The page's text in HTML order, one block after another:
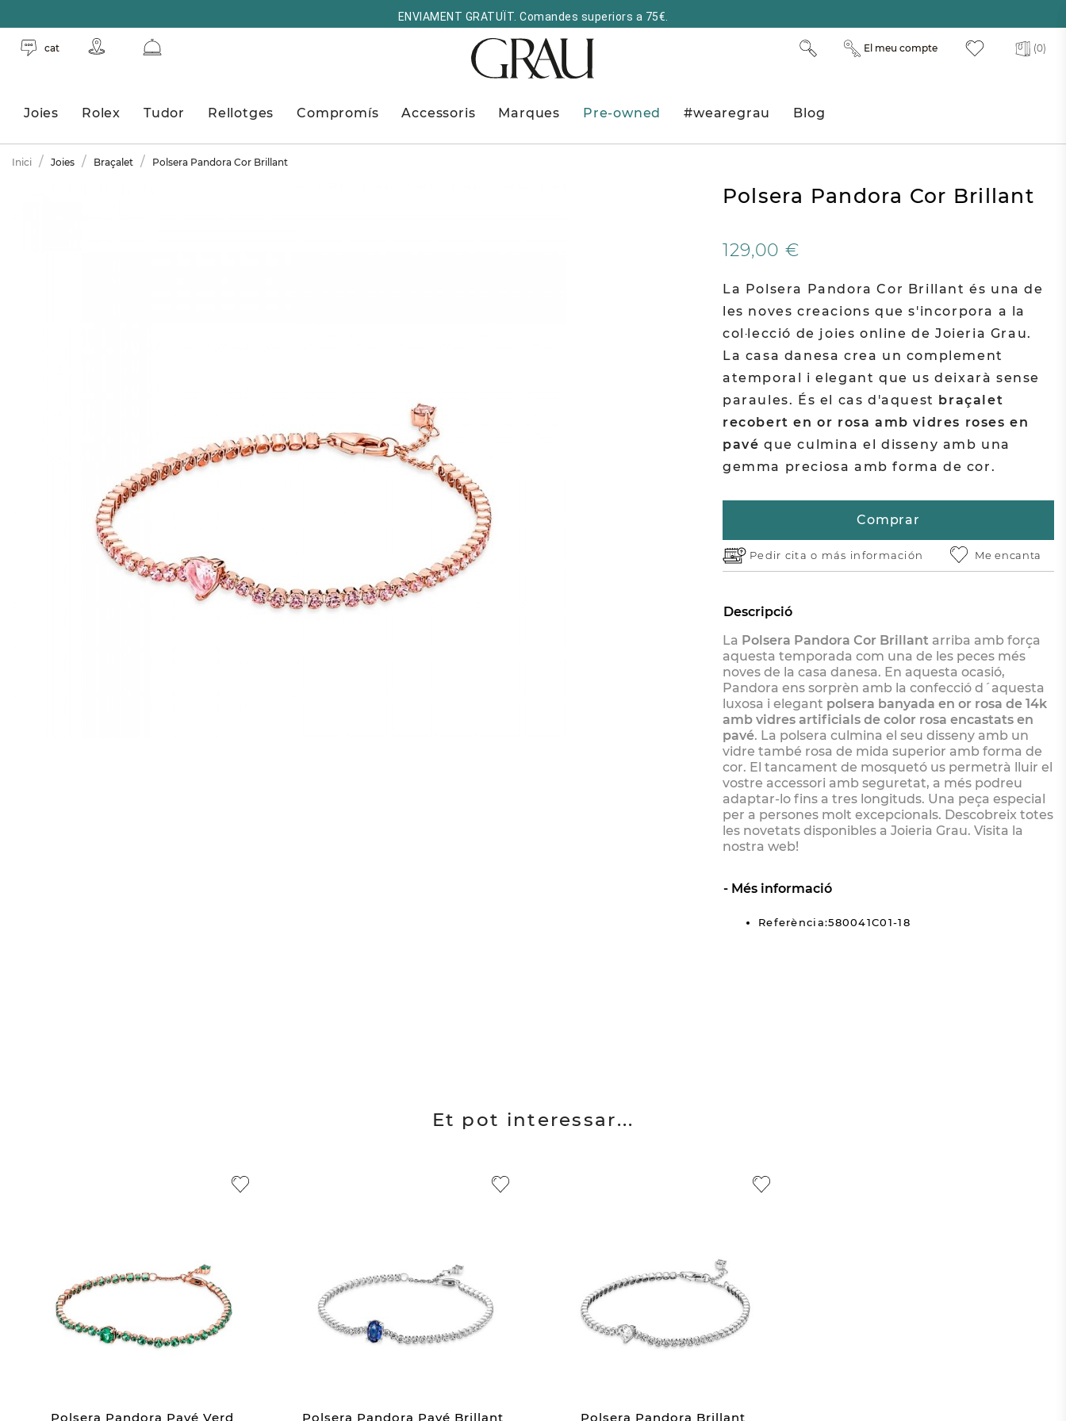
ENVIAMENT GRATUÏT. Comandes superiors a 75€.
cat (0)
El meu compte
Joies Rolex Tudor Rellotges Compromís Accessoris Marques Pre-owned #wearegrau Blog
Inici Joies Braçalet Polsera Pandora Cor Brillant
Polsera Pandora Cor Brillant
129,00 €
La Polsera Pandora Cor Brillant és una de
les noves creacions que s'incorpora a la
col·lecció de joies online de Joieria Grau.
La casa danesa crea un complement
atemporal i elegant que us deixarà sense
paraules. És el cas d'aquest braçalet
recobert en or rosa amb vidres roses en
pavé que culmina el disseny amb una
gemma preciosa amb forma de cor.
Comprar
Pedir cita o más información Me encanta
Descripció
La Polsera Pandora Cor Brillant arriba amb força
aquesta temporada com una de les peces més
noves de la casa danesa. En aquesta ocasió,
Pandora ens sorprèn amb la confecció d´aquesta
luxosa i elegant polsera banyada en or rosa de 14k
amb vidres artificials de color rosa encastats en
pavé. La polsera culmina el seu disseny amb un
vidre també rosa de mida superior amb forma de
cor. El tancament de mosquetó us permetrà lluir el
vostre accessori amb seguretat, a més podreu
adaptar-lo fins a tres longituds. Una peça especial
per a persones molt excepcionals. Descobreix totes
les novetats disponibles a Joieria Grau. Visita la
nostra web!
Més informació
Referència:580041C01-18
Et pot interessar...
Polsera Pandora Pavé Verd Polsera Pandora Pavé Brillant Polsera Pandora Brillant